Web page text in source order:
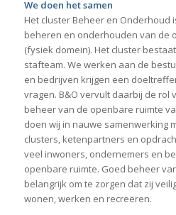
We doen het samen
Het cluster Beheer en
beheren en onderhouden van de
(fysiek domein). Het cluster
stafteam. We werken aan de
en bedrijven krijgen een
vragen. B&O vervult daarbij de rol
beheer van de openbare ruimte
doen wij in nauwe samenwerking
clusters, ketenpartners en
veel inwoners, ondernemers en
openbare ruimte. Goed beheer
belangrijk om te zorgen dat zij
wonen, werken en recreëren.